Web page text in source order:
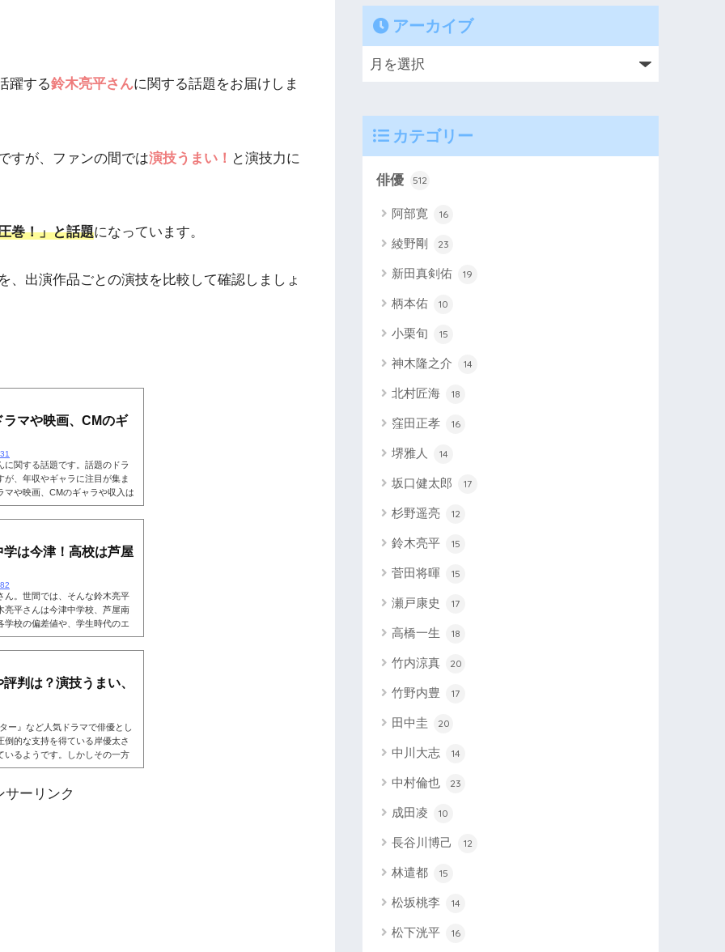
躍する鈴木亮平さんに関する話題をお届けしま
すが、ファンの間では演技うまい！ と演技力に
巻！」と話題になっています。
、出演作品ごとの演技を比較して確認しましょ
マや映画、CMのギ
関する話題です。話題のドラ
、年収やギャラに注目が集ま
や映画、CMのギャラや収入は
木亮平さんの収入に切り込んで
木亮平の年収はいくら？『レン
ドラマ『西郷どん』で主演を務
は今津！高校は芦屋
ん。世間では、そんな鈴木亮平
亮平さんは今津中学校、芦屋南
学校の偏差値や、学生時代のエ
歴を掘り下げていきます。こち
宮市立津門小学校まずは、鈴木
亮平さん公式で出身小学校に
判は？演技うまい、
ー』など人気ドラマで俳優とし
的な支持を得ている岸優太さ
いるようです。しかしその一方
た意見もあります。実際の岸優
いえば、King&Princeメンバー
サーリンク
アーカイブ
カテゴリー
俳優 512
阿部寛 16
綾野剛 23
新田真剣佑 19
柄本佑 10
小栗旬 15
神木隆之介 14
北村匠海 18
窪田正孝 16
堺雅人 14
坂口健太郎 17
杉野遥亮 12
鈴木亮平 15
菅田将暉 15
瀬戸康史 17
高橋一生 18
竹内涼真 20
竹野内豊 17
田中圭 20
中川大志 14
中村倫也 23
成田凌 10
長谷川博己 12
林遣都 15
松坂桃李 14
松下洸平 16